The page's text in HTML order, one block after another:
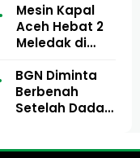
Anggaran
Aceh Utara
Tahun 2024,
Pengembalian
Sepenuhnya
Tuntas
Mesin Kapal
Aceh Hebat 2
Meledak di
Ulee Lheue, 14
Orang Derita
Luka Bakar
BGN Diminta
Berbenah
Setelah Dadan